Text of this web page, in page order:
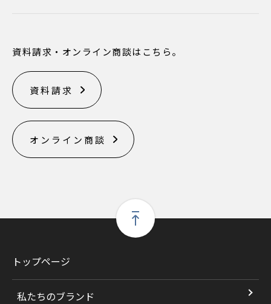
資料請求・オンライン商談はこちら。
資料請求
オンライン商談
トップページ
私たちのブランド